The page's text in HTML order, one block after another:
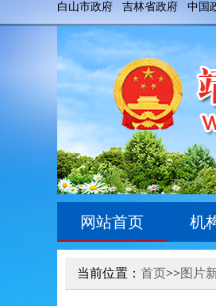
白山市政府 吉林省政府 中国
网站首页 机
当前位置： 首页>>图片